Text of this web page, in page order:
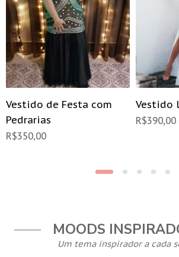
Vestido de Festa com
Pedrarias
R$350,00
Vestido
R$390,00
MOODS
Um tema inspirador a cada